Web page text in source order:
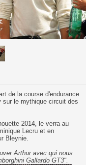
de la course d'endurance
sur le mythique circuit des
2014, le verra au
Lecru et en
Bleynie.
Arthur avec qui nous
Gallardo GT3".